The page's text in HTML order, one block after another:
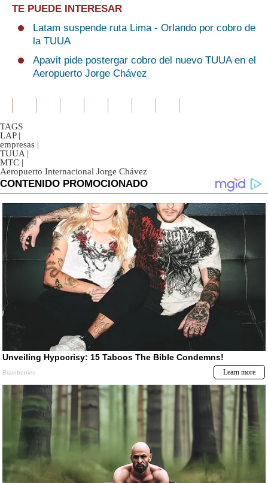
TE PUEDE INTERESAR
Latam suspende ruta Lima - Orlando por cobro de
la TUUA
Apavit pide postergar cobro del nuevo TUUA en el
Aeropuerto Jorge Chávez
TAGS
LAP |
empresas |
TUUA |
MTC |
Aeropuerto Internacional Jorge Chávez